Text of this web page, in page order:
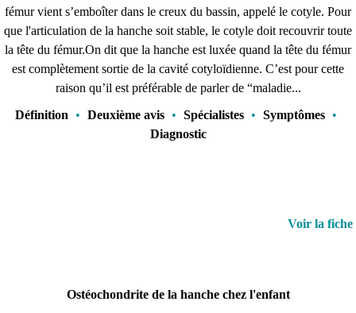
fémur vient s’emboîter dans le creux du bassin, appelé le cotyle. Pour
que l'articulation de la hanche soit stable, le cotyle doit recouvrir toute
la tête du fémur.On dit que la hanche est luxée quand la tête du fémur
est complètement sortie de la cavité cotyloïdienne. C’est pour cette
raison qu’il est préférable de parler de “maladie...
Définition
• Deuxième avis • Spécialistes • Symptômes •
Diagnostic
Voir la fiche
Ostéochondrite de la hanche chez l'enfant